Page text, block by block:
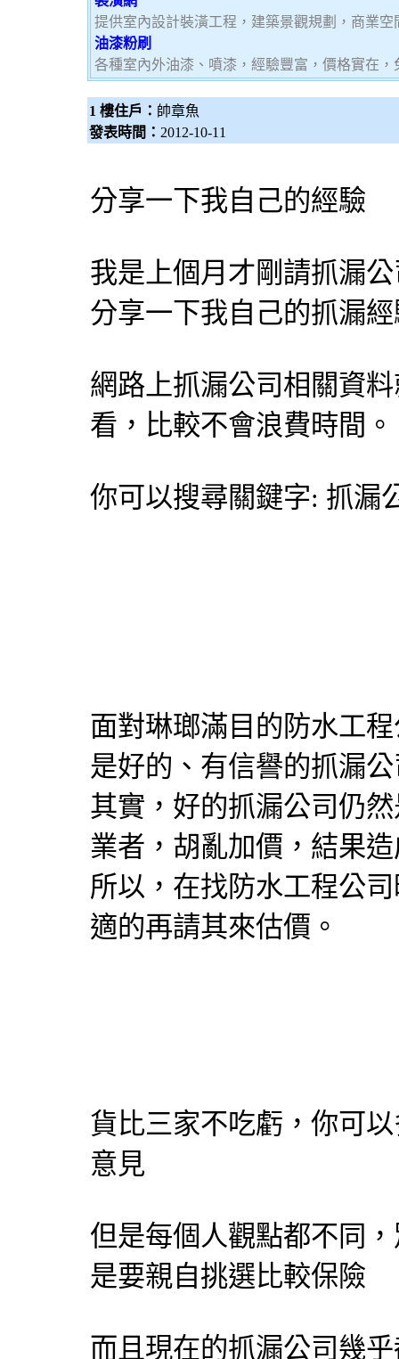
提供室內設計裝潢工程，建築景觀規劃，商業
油漆粉刷
各種室內外油漆、噴漆，經驗豐富，價格實在
1 樓住戶： 帥章魚
發表時間： 2012-10-11
分享一下我自己的經驗
我是上個月才剛請抓漏
分享一下我自己的抓漏
網路上抓漏公司相關資
看，比較不會浪費時間。
你可以搜尋關鍵字: 抓漏
面對琳瑯滿目的 防水工程
是好的、有信譽的抓漏
其實，好的抓漏公司仍
業者，胡亂加價，結果
所以，在找防水工程公
適的再請其來估價。
貨比三家不吃虧，你可
意見
但是每個人觀點都不同
是要親自挑選比較保險
而且現在的抓漏公司幾